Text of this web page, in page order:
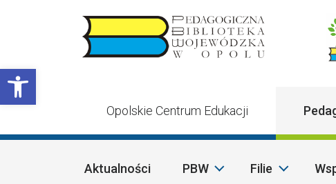
Otwórz pasek narzędzi
Opolskie Centrum Edukacji
Aktualności PBW Filie